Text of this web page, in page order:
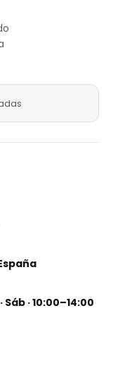
Sáb · 10:00–14:00